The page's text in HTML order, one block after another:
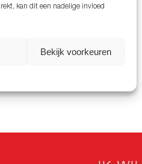
kan dit een nadelige invloed
Bekijk voorkeuren